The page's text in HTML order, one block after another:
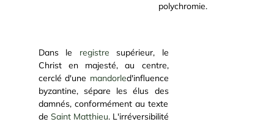
polychromie.
Dans le registre supérieur, le
Christ en majesté, au centre,
cerclé d'une mandorled'influence
byzantine, sépare les élus des
damnés, conformément au texte
de Saint Matthieu. L'irréversibilité